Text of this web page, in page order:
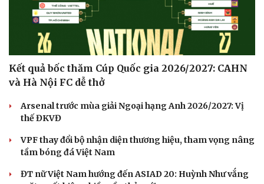
Kết quả bốc thăm Cúp Quốc gia 2026/2027: CAHN
và Hà Nội FC dễ thở
Arsenal trước mùa giải Ngoại hạng Anh 2026/2027: Vị
thế ĐKVĐ
VPF thay đổi bộ nhận diện thương hiệu, tham vọng nâng
tầm bóng đá Việt Nam
ĐT nữ Việt Nam hướng đến ASIAD 20: Huỳnh Như vắng